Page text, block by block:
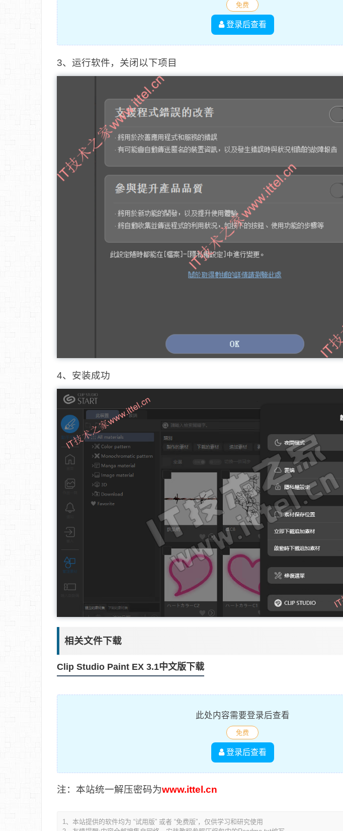
免费
登录后查看
3、运行软件，关闭以下项目
4、安装成功
相关文件下载
Clip Studio Paint EX 3.1中文版下载
此处内容需要登录后查看
免费
登录后查看
注：本站统一解压密码为www.ittel.cn
1、本站提供的软件均为 “试用版” 或者 “免费版”，仅供学习和研究使用